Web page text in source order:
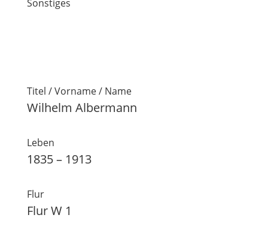
Sonstiges
Titel / Vorname / Name
Wilhelm Albermann
Leben
1835 – 1913
Flur
Flur W 1